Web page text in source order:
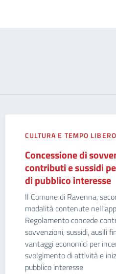
CULTURA E TEMPO LIBERO
Concessione di
contributi e sussidi
di pubblico interesse
Il Comune di Ravenna,
modalità contenute
Regolamento concede
sovvenzioni, sussidi, ausili
vantaggi economici per
svolgimento di attività e
pubblico interesse